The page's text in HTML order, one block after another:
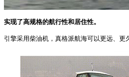
实现了高规格的航行性和居住性。
引擎采用柴油机，真格派航海可以更远、更